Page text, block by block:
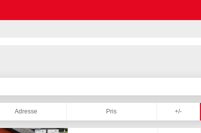
Adresse Pris +/-